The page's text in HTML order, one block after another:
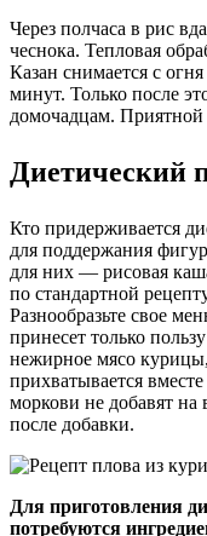
Через полчаса в рис
чеснока. Тепловая
Казан снимается с
минут. Только после
домочадцам. Приятной
Диетический
Кто придерживается
для поддержания
для них — рисовая
по стандартной
Разнообразьте свое
принесет только
нежирное мясо курицы,
прихватывается
моркови не добавят
после добавки.
Для приготовления
потребуются